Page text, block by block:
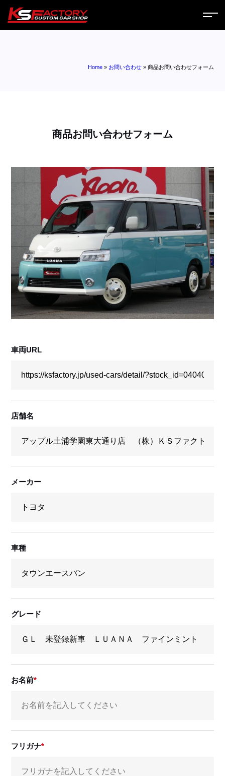
採用情報
店舗問い合わせ
Home » お問い合わせ »商品お問い合わせフォーム
商品お問い合わせフォーム
車両URL
店舗名
メーカー
車種
グレード
お名前
フリガナ